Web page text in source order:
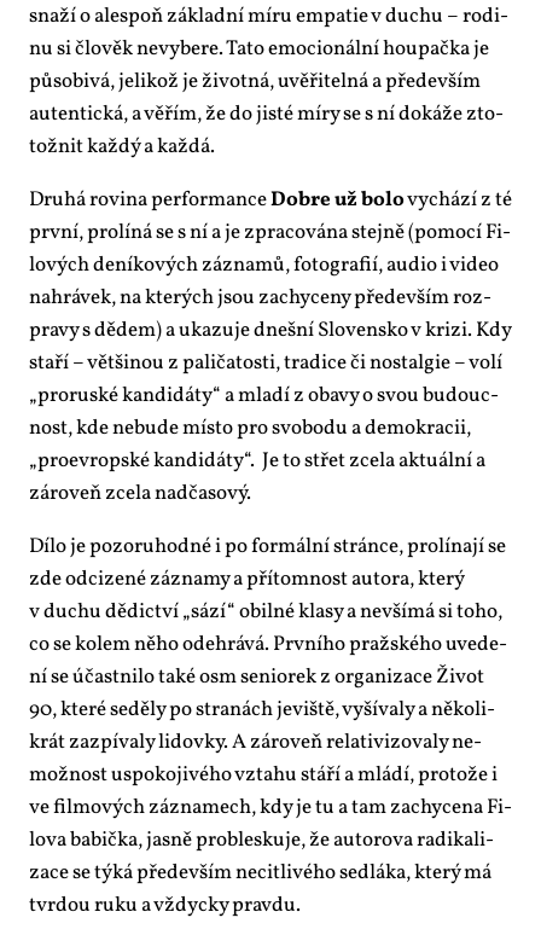
sna­ží o ale­spoň zá­klad­ní mí­ru em­pa­tie v du­chu – ro­di­
nu si člo­věk ne­vy­be­re. Ta­to emo­ci­o­nál­ní hou­pač­ka je
pů­so­bi­vá, je­li­kož je ži­vot­ná, uvě­ři­tel­ná a pře­de­vším
au­ten­tic­ká, a vě­řím, že do jis­té mí­ry se s ní do­ká­že zto­
tož­nit kaž­dý a kaž­dá.
Dru­há ro­vi­na per­for­man­ceDob­re už bo­lovy­chá­zí z té
prv­ní, pro­lí­ná se s ní a je zpra­co­vá­na stej­ně (po­mo­cí Fi­
lo­vých de­ní­ko­vých zá­zna­mů, fo­to­gra­fií, au­dio i vi­deo
na­hrá­vek, na kte­rých jsou za­chy­ce­ny pře­de­vším roz­
pra­vy s dě­dem) a uka­zu­je dneš­ní Slo­ven­sko v kri­zi. Kdy
sta­ří – vět­ši­nou z pa­li­ča­tos­ti, tra­di­ce či nos­tal­gie – vo­lí
„pro­rus­ké kan­di­dá­ty“ a mla­dí z oba­vy o svou bu­douc­
nost, kde ne­bu­de mís­to pro svo­bo­du a de­mo­kra­cii,
„pro­ev­rop­ské kan­di­dá­ty“. Je to střet zce­la ak­tu­ál­ní a
zá­ro­veň zce­la nad­ča­so­vý.
Dí­lo je po­zo­ru­hod­né i po for­mál­ní strán­ce, pro­lí­na­jí se
zde od­ci­ze­né zá­zna­my a pří­tom­nost au­to­ra, kte­rý
v du­chu dě­dic­tví „sá­zí“ obil­né kla­sy a ne­vší­má si to­ho,
co se ko­lem ně­ho ode­hrá­vá. Prv­ní­ho praž­ské­ho uve­de­
ní se účast­ni­lo ta­ké osm se­ni­o­rek z or­ga­ni­za­ce Ži­vot
90, kte­ré se­dě­ly po stra­nách je­viš­tě, vy­ší­va­ly a ně­ko­li­
krát za­zpí­va­ly li­dov­ky. A zá­ro­veň re­la­ti­vi­zo­va­ly ne­
mož­nost uspo­ko­ji­vé­ho vzta­hu stá­ří a mlá­dí, pro­to­že i
ve fil­mo­vých zá­zna­mech, kdy je tu a tam za­chy­ce­na Fi­
lo­va ba­bič­ka, jas­ně pro­bles­ku­je, že au­to­ro­va ra­di­ka­li­
za­ce se tý­ká pře­de­vším ne­cit­li­vé­ho sed­lá­ka, kte­rý má
tvr­dou ru­ku a vždyc­ky prav­du.